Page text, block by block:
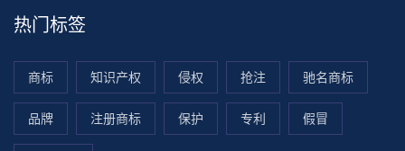
热门标签
商标 知识产权 侵权 抢注 驰名商标
品牌 注册商标 保护 专利 假冒